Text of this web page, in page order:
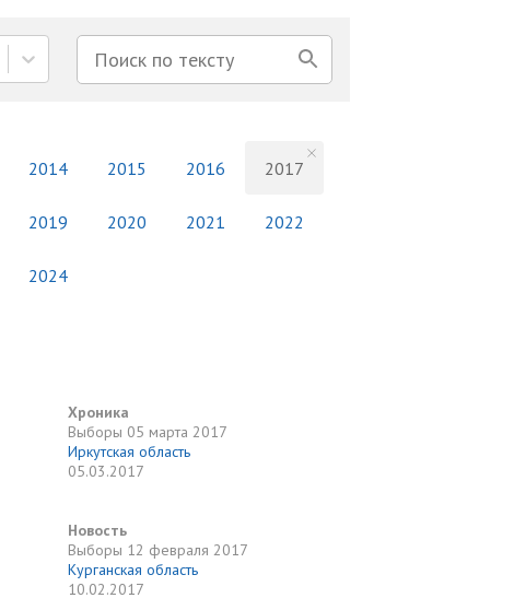
2014 2015 2016 2017
2019 2020 2021 2022
2024
Хроника
Выборы 05 марта 2017
Иркутская область
05.03.2017
Новость
Выборы 12 февраля 2017
Курганская область
10.02.2017